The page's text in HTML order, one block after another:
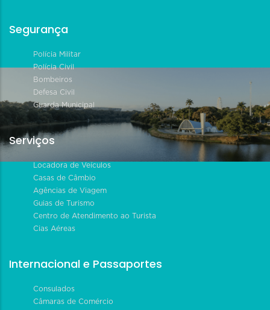
Segurança
Polícia Militar
Polícia Civil
Bombeiros
Defesa Civil
Guarda Municipal
Serviços
Locadora de Veículos
Casas de Câmbio
Agências de Viagem
Guias de Turismo
Centro de Atendimento ao Turista
Cias Aéreas
Internacional e Passaportes
Consulados
Câmaras de Comércio